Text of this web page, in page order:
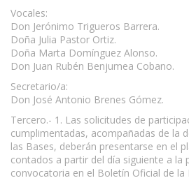
Vocales:
Don Jerónimo Trigueros Barrera.
Doña Julia Pastor Ortiz.
Doña Marta Domínguez Alonso.
Don Juan Rubén Benjumea Cobano.
Secretario/a:
Don José Antonio Brenes Gómez.
Tercero.- 1. Las solicitudes de
cumplimentadas, acompañadas de la
las Bases, deberán presentarse en el
contados a partir del día siguiente a la
convocatoria en el Boletín Oficial de la